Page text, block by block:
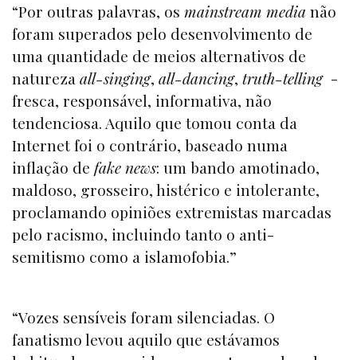
“Por outras palavras, os mainstream media não
foram superados pelo desenvolvimento de
uma quantidade de meios alternativos de
naturezaall-singing, all-dancing, truth-telling-
fresca, responsável, informativa, não
tendenciosa. Aquilo que tomou conta da
Internet foi o contrário, baseado numa
inflação de fake news: um bando amotinado,
maldoso, grosseiro, histérico e intolerante,
proclamando opiniões extremistas marcadas
pelo racismo, incluindo tanto o anti-
semitismo como a islamofobia.”
“Vozes sensíveis foram silenciadas. O
fanatismo levou aquilo que estávamos